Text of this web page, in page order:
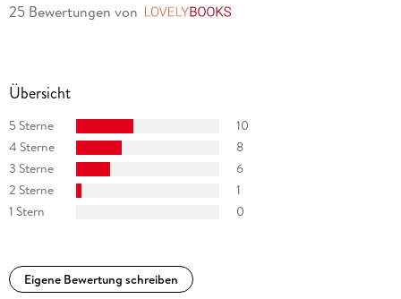
25 Bewertungen von
Übersicht
5 Sterne
10
4 Sterne
8
3 Sterne
6
2 Sterne
1
1 Stern
0
Eigene Bewertung schreiben